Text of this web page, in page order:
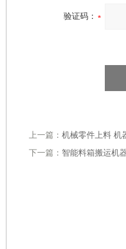
验证码：
上一篇： 机械零件上料 机
下一篇： 智能料箱搬运机